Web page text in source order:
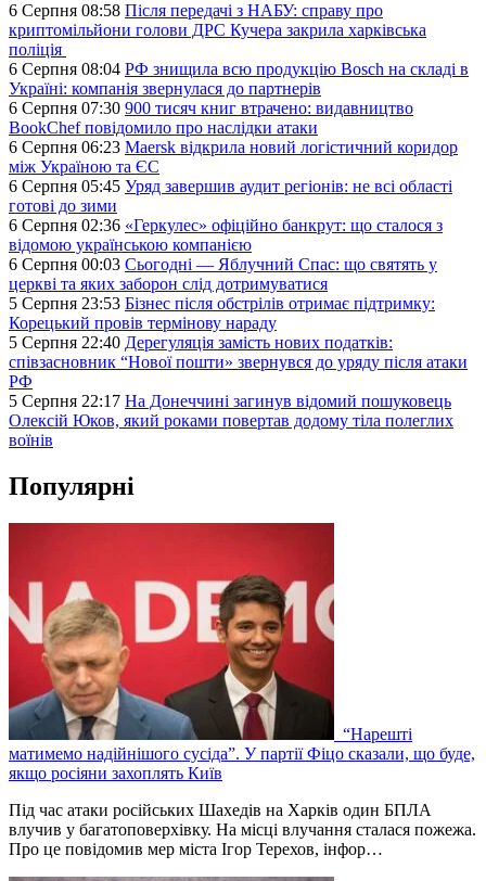
6 Серпня 08:58 Після передачі з НАБУ: справу про
криптомільйони голови ДРС Кучера закрила харківська
поліція
6 Серпня 08:04 РФ знищила всю продукцію Bosch на складі в
Україні: компанія звернулася до партнерів
6 Серпня 07:30 900 тисяч книг втрачено: видавництво
BookChef повідомило про наслідки атаки
6 Серпня 06:23 Maersk відкрила новий логістичний коридор
між Україною та ЄС
6 Серпня 05:45 Уряд завершив аудит регіонів: не всі області
готові до зими
6 Серпня 02:36 «Геркулес» офіційно банкрут: що сталося з
відомою українською компанією
6 Серпня 00:03 Сьогодні — Яблучний Спас: що святять у
церкві та яких заборон слід дотримуватися
5 Серпня 23:53 Бізнес після обстрілів отримає підтримку:
Корецький провів термінову нараду
5 Серпня 22:40 Дерегуляція замість нових податків:
співзасновник “Нової пошти» звернувся до уряду після атаки
РФ
5 Серпня 22:17 На Донеччині загинув відомий пошуковець
Олексій Юков, який роками повертав додому тіла полеглих
воїнів
Популярні
“Нарешті
матимемо надійнішого сусіда”. У партії Фіцо сказали, що буде,
якщо росіяни захоплять Київ
Під час атаки російських Шахедів на Харків один БПЛА
влучив у багатоповерхівку. На місці влучання сталася пожежа.
Про це повідомив мер міста Ігор Терехов, інфор…